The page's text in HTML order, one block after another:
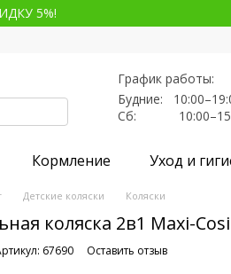
5%!
График работы:
Будние:
Сб:
Кормление Уход и
Детские коляски Коляски
коляска 2в1 Maxi-
67690 Оставить отзыв